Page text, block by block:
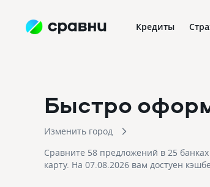
Кредиты
Быстро
Изменить город
Сравните 58 предложений в 25
карту. На 07.08.2026 вам достуен